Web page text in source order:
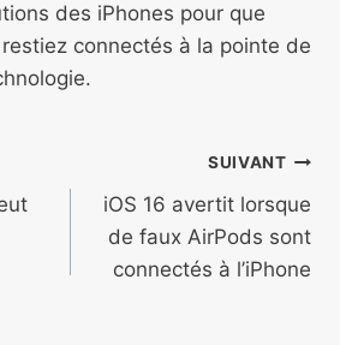
des iPhones pour que
connectés à la pointe de
SUIVANT
iOS 16 avertit lorsque
de faux AirPods sont
connectés à l’iPhone